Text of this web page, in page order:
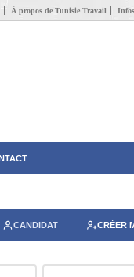
À propos de Tunisie Travail
CANDIDAT CRÉER